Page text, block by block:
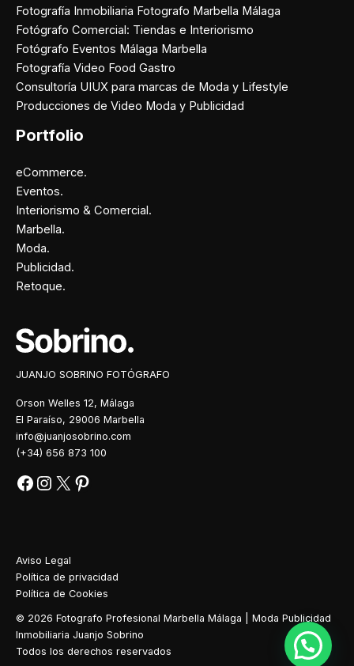
Fotografía Inmobiliaria Fotografo Marbella Málaga
Fotógrafo Comercial: Tiendas e Interiorismo
Fotógrafo Eventos Málaga Marbella
Fotografía Video Food Gastro
Consultoría UIUX para marcas de Moda y Lifestyle
Producciones de Video Moda y Publicidad
Portfolio
eCommerce.
Eventos.
Interiorismo & Comercial.
Marbella.
Moda.
Publicidad.
Retoque.
JUANJO SOBRINO FOTÓGRAFO
Orson Welles 12, Málaga
El Paraíso, 29006 Marbella
info@juanjosobrino.com
(+34) 656 873 100
Aviso Legal
Política de privacidad
Política de Cookies
© 2026 Fotografo Profesional Marbella Málaga | Moda Publicidad
Inmobiliaria Juanjo Sobrino
Todos los derechos reservados